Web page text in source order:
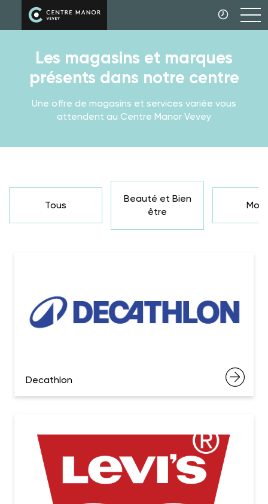
Les magasins et marques
présents dans notre centre
Une offre de magasins et services variée vous
attendent au Centre Manor Vevey
Tous
Beauté et Bien
être
Decathlon